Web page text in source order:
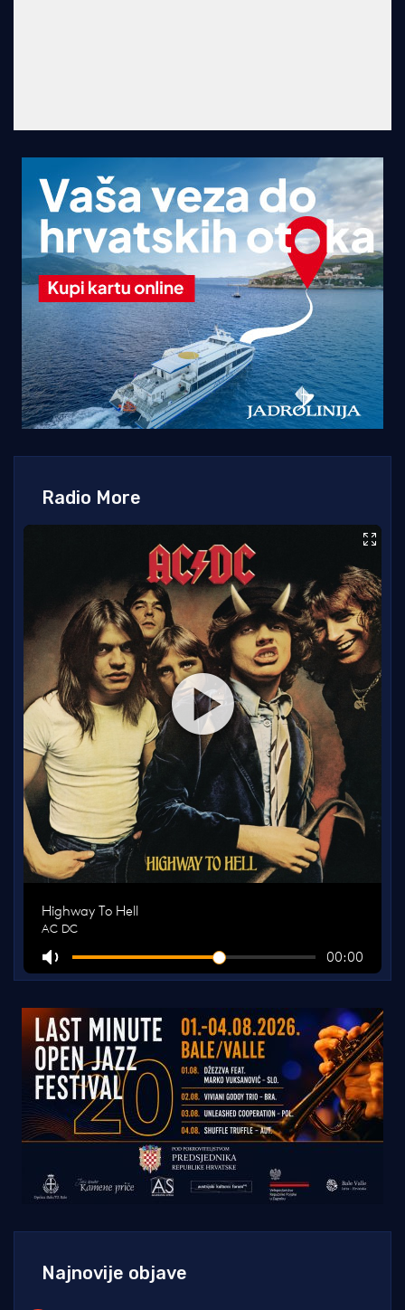
Radio More
Najnovije objave